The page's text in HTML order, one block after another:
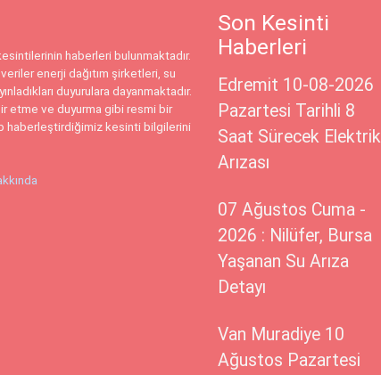
haberleri bulunmaktadır.
enerji dağıtım şirketleri, su
duyurulara dayanmaktadır.
etme ve duyurma gibi resmi bir
haberleştirdiğimiz kesinti bilgilerini
Son Kesinti
Haberleri
Edremit 10-08-2026
Pazartesi Tarihli 8
Saat Sürecek Elektrik
Arızası
07 Ağustos Cuma -
2026 : Nilüfer, Bursa
Yaşanan Su Arıza
Detayı
Van Muradiye 10
Ağustos Pazartesi